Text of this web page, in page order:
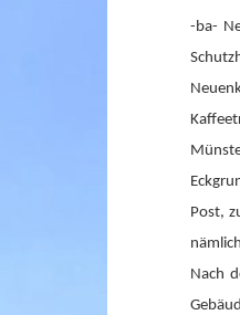
-ba-
Post,
Nach